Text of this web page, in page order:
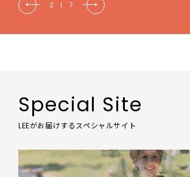
2 | 7
Special Site
LEEがお届けするスペシャルサイト